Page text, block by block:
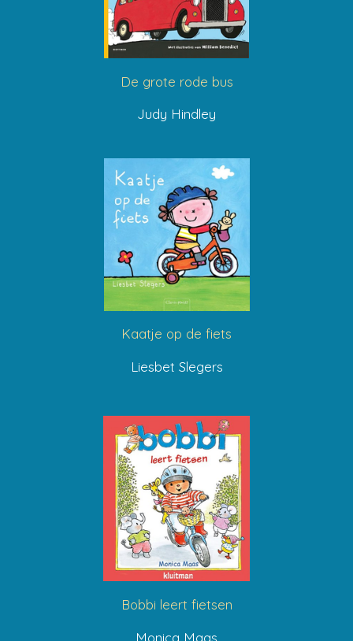
De grote rode bus
Judy Hindley
Kaatje op de fiets
Liesbet Slegers
Bobbi leert fietsen
Monica Maas